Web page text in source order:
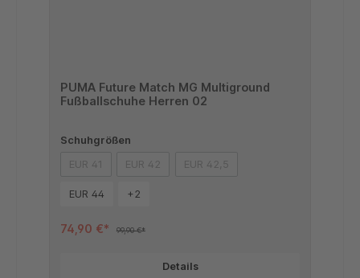
PUMA Future Match MG Multiground
Fußballschuhe Herren 02
Schuhgrößen
EUR 41(Diese Option ist zurzeit nicht verfügbar.)
EUR 42(Diese Option ist zurzeit nicht verfügbar.)
EUR 42,5(Diese Option ist zurzeit nicht
EUR 44 +2
74,90 €* 99,90 €*
Details